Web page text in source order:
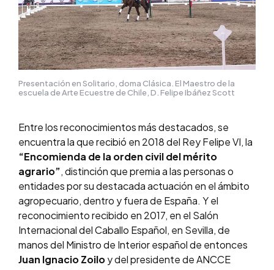
Presentación en Solitario, doma Clásica. El Maestro de la
escuela de Arte Ecuestre de Chile, D. Felipe Ibáñez Scott
Entre los reconocimientos más destacados, se
encuentra la que recibió en 2018 del Rey Felipe VI, la
“Encomienda de la orden civil del mérito
agrario”, distinción que premia a las personas o
entidades por su destacada actuación en el ámbito
agropecuario, dentro y fuera de España. Y el
reconocimiento recibido en 2017, en el Salón
Internacional del Caballo Español, en Sevilla, de
manos del Ministro de Interior español de entonces
Juan Ignacio Zoiloy del presidente de ANCCE